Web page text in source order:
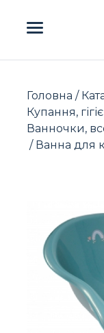
Головна /
Купання,
Ванночки,
/ Ванна для